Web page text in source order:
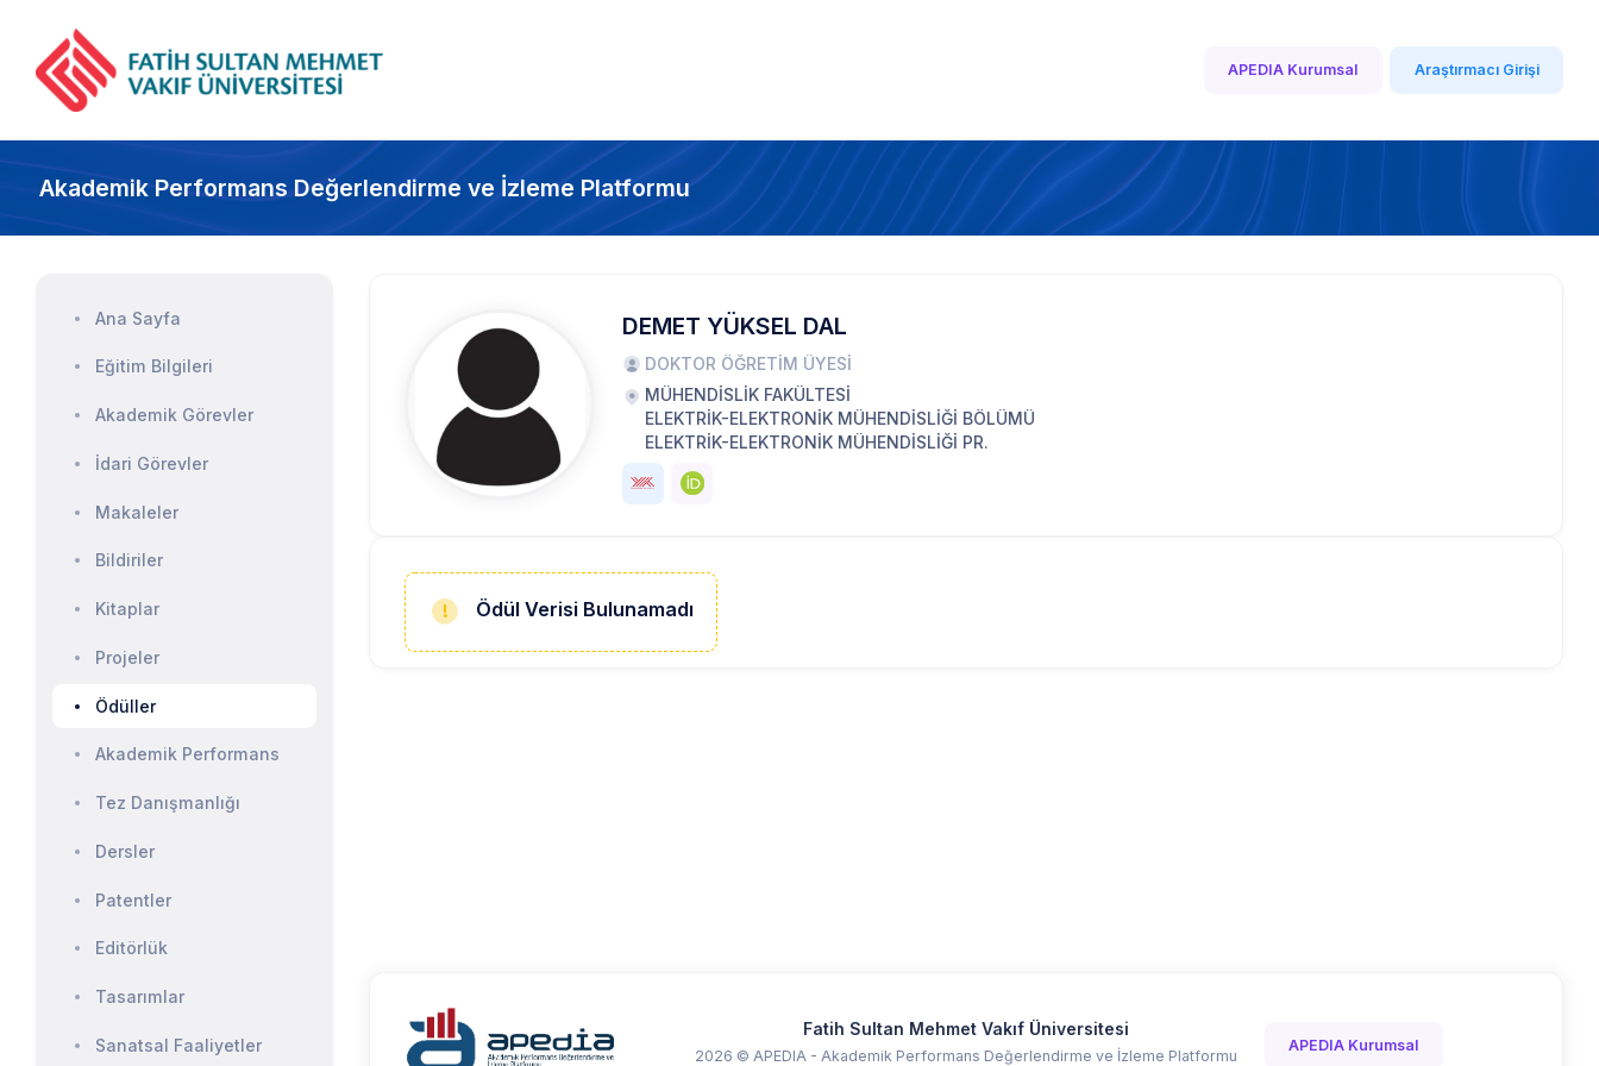
APEDIA Kurumsal Araştırmacı Girişi
Akademik Performans Değerlendirme ve İzleme Platformu
Ana Sayfa
Eğitim Bilgileri
Akademik Görevler
İdari Görevler
Makaleler
Bildiriler
Kitaplar
Projeler
Ödüller
Akademik Performans
Tez Danışmanlığı
Dersler
Patentler
Editörlük
Tasarımlar
Sanatsal Faaliyetler
DEMET YÜKSEL DAL
DOKTOR ÖĞRETİM ÜYESİ
MÜHENDİSLİK FAKÜLTESİ
ELEKTRİK-ELEKTRONİK MÜHENDİSLİĞİ BÖLÜMÜ
ELEKTRİK-ELEKTRONİK MÜHENDİSLİĞİ PR.
Ödül Verisi Bulunamadı
Fatih Sultan Mehmet Vakıf Üniversitesi
2026 © APEDIA - Akademik Performans Değerlendirme ve İzleme Platformu
APEDIA Kurumsal